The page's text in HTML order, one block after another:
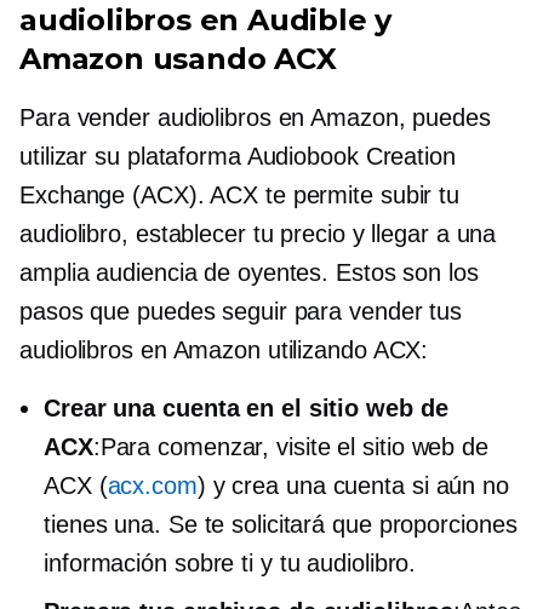
audiolibros en Audible y
Amazon usando ACX
Para vender audiolibros en Amazon, puedes
utilizar su plataforma Audiobook Creation
Exchange (ACX). ACX te permite subir tu
audiolibro, establecer tu precio y llegar a una
amplia audiencia de oyentes. Estos son los
pasos que puedes seguir para vender tus
audiolibros en Amazon utilizando ACX:
Crear una cuenta en el sitio web de
ACX:Para comenzar, visite el sitio web de
ACX (acx.com) y crea una cuenta si aún no
tienes una. Se te solicitará que proporciones
información sobre ti y tu audiolibro.